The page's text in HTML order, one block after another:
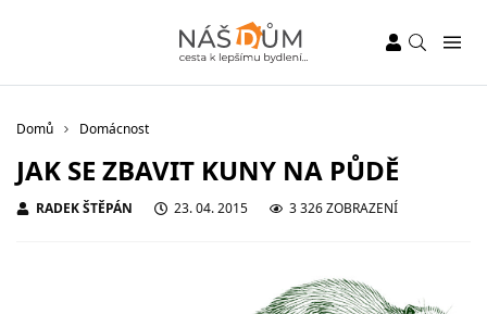
Domů Domácnost
JAK SE ZBAVIT KUNY NA PŮDĚ
RADEK ŠTĚPÁN 23. 04. 2015 3 326 ZOBRAZENÍ